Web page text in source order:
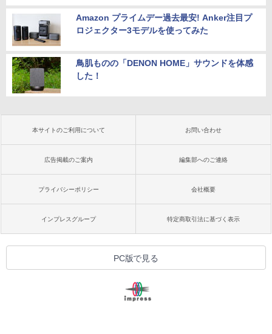
Amazon プライムデー過去最安! Anker注目プ
ロジェクター3モデルを使ってみた
鳥肌ものの「DENON HOME」サウンドを体感
した！
本サイトのご利用について お問い合わせ
広告掲載のご案内 編集部へのご連絡
プライバシーポリシー 会社概要
インプレスグループ 特定商取引法に基づく表示
PC版で見る